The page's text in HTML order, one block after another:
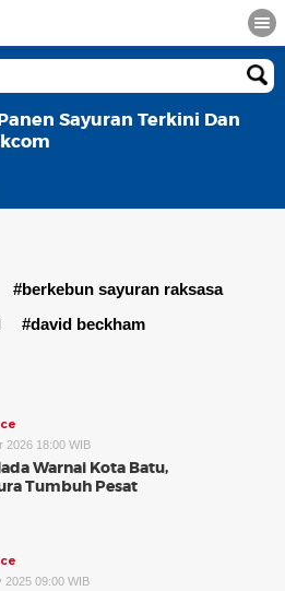
Sayuran Terkini Dan
#berkebun sayuran raksasa
#david beckham
2026 18:00 WIB
Warnai Kota Batu,
Tumbuh Pesat
2025 09:00 WIB